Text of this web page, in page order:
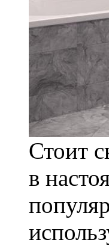
Стоит
в